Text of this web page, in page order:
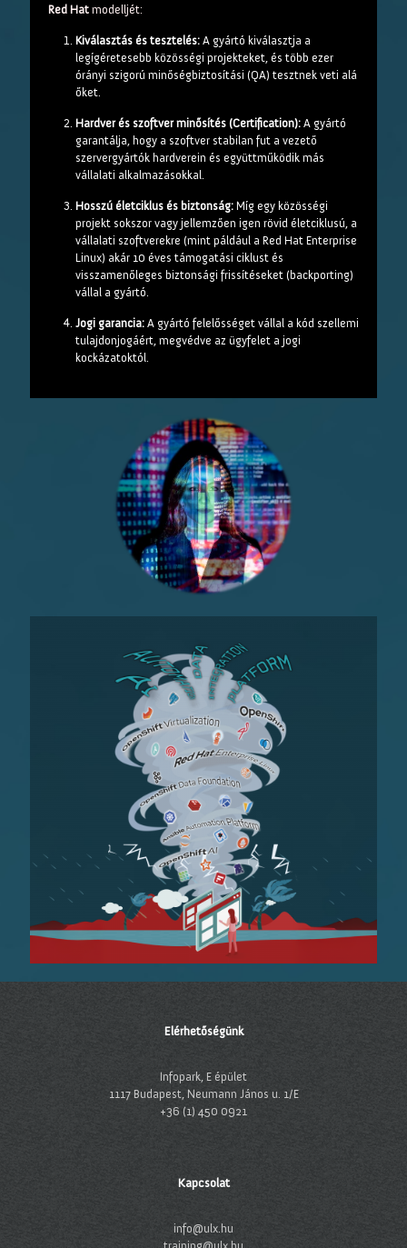
Red Hat modelljét:
Kiválasztás és tesztelés: A gyártó kiválasztja a
legígéretesebb közösségi projekteket, és több ezer
órányi szigorú minőségbiztosítási (QA) tesztnek veti alá
őket.
Hardver és szoftver minősítés (Certification): A gyártó
garantálja, hogy a szoftver stabilan fut a vezető
szervergyártók hardverein és együttműködik más
vállalati alkalmazásokkal.
Hosszú életciklus és biztonság: Míg egy közösségi
projekt sokszor vagy jellemzően igen rövid életciklusú, a
vállalati szoftverekre (mint páldául a Red Hat Enterprise
Linux) akár 10 éves támogatási ciklust és
visszamenőleges biztonsági frissítéseket (backporting)
vállal a gyártó.
Jogi garancia: A gyártó felelősséget vállal a kód szellemi
tulajdonjogáért, megvédve az ügyfelet a jogi
kockázatoktól.
Elérhetőségünk
Infopark, E épület
1117 Budapest, Neumann János u. 1/E
+36 (1) 450 0921
Kapcsolat
info@ulx.hu